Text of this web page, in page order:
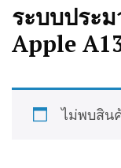
ระบบประ
Apple
ไม่พบสิน